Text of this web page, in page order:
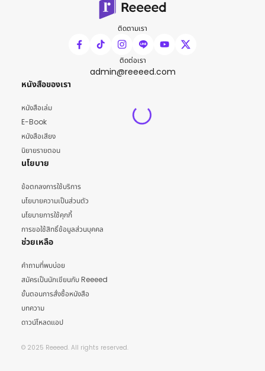
ติดตามเรา
ติดต่อเรา
admin@reeeed.com
หนังสือของเรา
หนังสือเล่ม
E-Book
หนังสือเสียง
นิยายรายตอน
นโยบาย
ข้อตกลงการใช้บริการ
นโยบายความเป็นส่วนตัว
นโยบายการใช้คุกกี้
การขอใช้สิทธิ์ข้อมูลส่วนบุคคล
ช่วยเหลือ
คำถามที่พบบ่อย
สมัครเป็นนักเขียนกับ Reeeed
ขั้นตอนการสั่งซื้อหนังสือ
บทความ
ดาวน์โหลดแอป
© 2025 Reeeed. All rights reserved.